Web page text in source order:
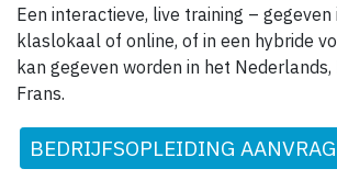
Een interactieve, live training –
klaslokaal of online, of in een hybride
kan gegeven worden in het
Frans.
BEDRIJFSOPLEIDING